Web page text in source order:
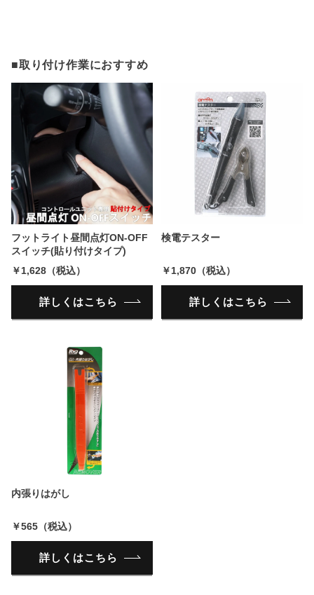
■取り付け作業におすすめ
フットライト昼間点灯ON-OFF
スイッチ(貼り付けタイプ)
￥1,628（税込）
詳しくはこちら
検電テスター
￥1,870（税込）
詳しくはこちら
内張りはがし
￥565（税込）
詳しくはこちら